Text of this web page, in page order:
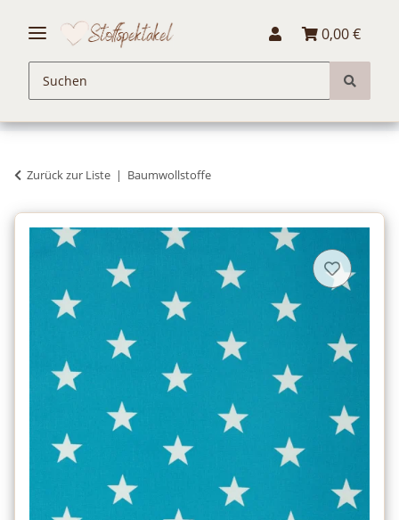
0,00 €
Zurück zur Liste Baumwollstoffe